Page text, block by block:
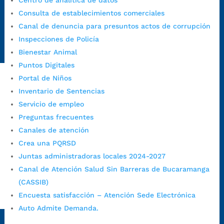
Consulta de establecimientos comerciales
Canal de denuncia para presuntos actos de corrupción
Inspecciones de Policía
Bienestar Animal
Puntos Digitales
Portal de Niños
Inventario de Sentencias
Servicio de empleo
Preguntas frecuentes
Canales de atención
Crea una PQRSD
Juntas administradoras locales 2024-2027
Canal de Atención Salud Sin Barreras de Bucaramanga
(CASSIB)
Encuesta satisfacción – Atención Sede Electrónica
Auto Admite Demanda.
https://canaldenuncia.bucaramanga.gov.co/
Emergencia:https://emergencia.bucaramanga.gov.co/
Radique aquí su queja disciplinaria:
https://www.bucaramanga.gov.co/gobierno-ciudadanos-
1/secretarias/oficina-de-control-interno-disciplinario/
Alcaldía de Bucaramanga
@AlcaldíaBGA
Alcaldía de Bucaramanga
PrensaBucaramanga